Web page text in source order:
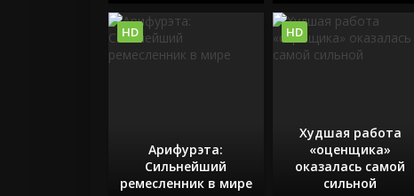
Арифурэта:
Сильнейший
ремесленник в мире
HD
Худшая работа
«оценщика»
оказалась самой
сильной
HD